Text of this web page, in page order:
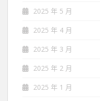
2025 年 5 月
2025 年 4 月
2025 年 3 月
2025 年 2 月
2025 年 1 月